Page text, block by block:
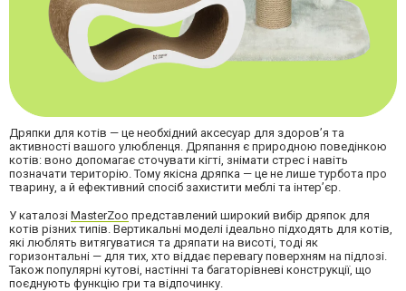
Дряпки для котів — це необхідний аксесуар для здоров’я та
активності вашого улюбленця. Дряпання є природною поведінкою
котів: воно допомагає сточувати кігті, знімати стрес і навіть
позначати територію. Тому якісна дряпка — це не лише турбота про
тварину, а й ефективний спосіб захистити меблі та інтер’єр.
У каталозі MasterZoo представлений широкий вибір дряпок для
котів різних типів. Вертикальні моделі ідеально підходять для котів,
які люблять витягуватися та дряпати на висоті, тоді як
горизонтальні — для тих, хто віддає перевагу поверхням на підлозі.
Також популярні кутові, настінні та багаторівневі конструкції, що
поєднують функцію гри та відпочинку.